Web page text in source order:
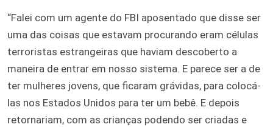
“Falei com um agente do FBI aposentado que disse ser
uma das coisas que estavam procurando eram células
terroristas estrangeiras que haviam descoberto a
maneira de entrar em nosso sistema. E parece ser a de
ter mulheres jovens, que ficaram grávidas, para colocá-
las nos Estados Unidos para ter um bebê. E depois
retornariam, com as crianças podendo ser criadas e